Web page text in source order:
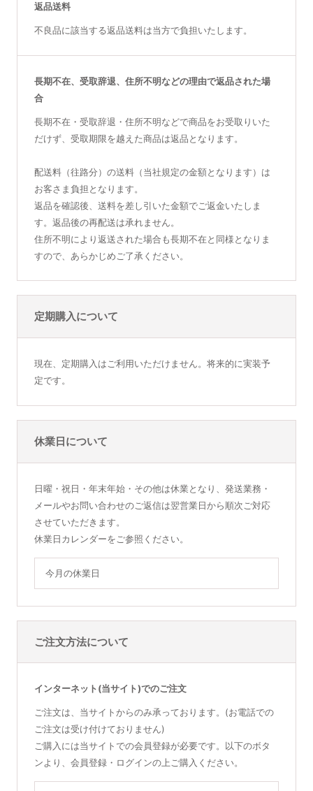
返品送料
不良品に該当する返品送料は当方で負担いたします。
長期不在、受取辞退、住所不明などの理由で返品された場
合
長期不在・受取辞退・住所不明などで商品をお受取りいた
だけず、受取期限を越えた商品は返品となります。
配送料（往路分）の送料（当社規定の金額となります）は
お客さま負担となります。
返品を確認後、送料を差し引いた金額でご返金いたしま
す。返品後の再配送は承れません。
住所不明により返送された場合も長期不在と同様となりま
すので、あらかじめご了承ください。
定期購入について
現在、定期購入はご利用いただけません。将来的に実装予
定です。
休業日について
日曜・祝日・年末年始・その他は休業となり、発送業務・
メールやお問い合わせのご返信は翌営業日から順次ご対応
させていただきます。
休業日カレンダーをご参照ください。
今月の休業日
ご注文方法について
インターネット(当サイト)でのご注文
ご注文は、当サイトからのみ承っております。(お電話での
ご注文は受け付けておりません)
ご購入には当サイトでの会員登録が必要です。以下のボタ
ンより、会員登録・ログインの上ご購入ください。